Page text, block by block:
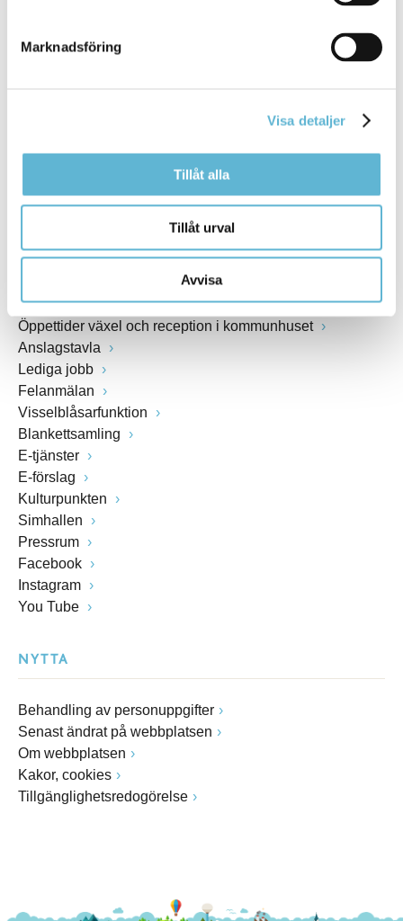
Marknadsföring
Visa detaljer
Tillåt alla
Tillåt urval
Avvisa
Box 18, 295 21 Bromölla
Fax: 0456-82 22 00
Öppettider växel och reception i kommunhuset
Anslagstavla
Lediga jobb
Felanmälan
Visselblåsarfunktion
Blankettsamling
E-tjänster
E-förslag
Kulturpunkten
Simhallen
Pressrum
Facebook
Instagram
You Tube
NYTTA
Behandling av personuppgifter
Senast ändrat på webbplatsen
Om webbplatsen
Kakor, cookies
Tillgänglighetsredogörelse